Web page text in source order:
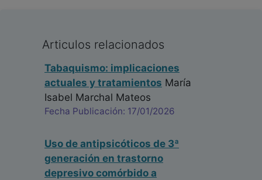
Articulos relacionados
Tabaquismo: implicaciones
actuales y tratamientos María
Isabel Marchal Mateos
Fecha Publicación: 17/01/2026
Uso de antipsicóticos de 3ª
generación en trastorno
depresivo comórbido a